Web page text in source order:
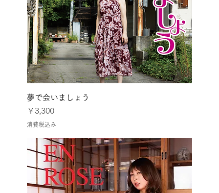
夢で会いましょう
価格
￥3,300
消費税込み